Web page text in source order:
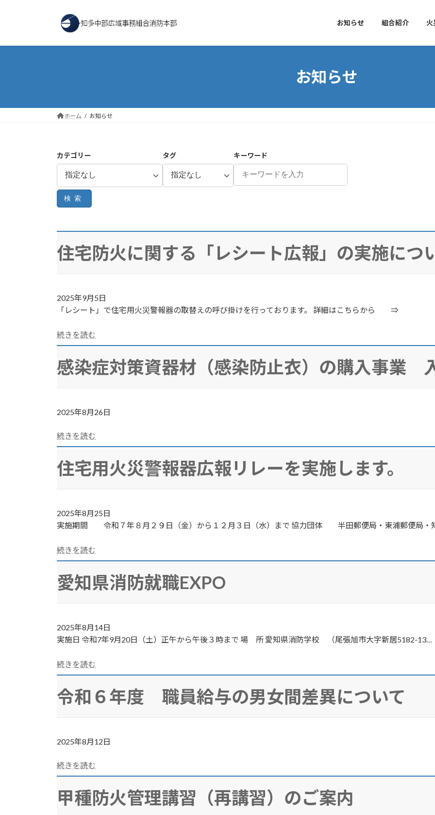
プ
動
お知らせ 組合紹介 火
お知らせ
ホーム お知らせ
カテゴリー タグ キーワード
検索
住宅防火に関する「レシート広報」の実施につ
2025年9月5日
「レシート」で住宅用火災警報器の取替えの呼び掛けを行っております。 詳細はこちらから ⇒
続きを読む
感染症対策資器材（感染防止衣）の購入事業
2025年8月26日
続きを読む
住宅用火災警報器広報リレーを実施します。
2025年8月25日
実施期間 令和７年８月２９日（金）から１２月３日（水）まで 協力団体 半田郵便局・東浦郵便局・
続きを読む
愛知県消防就職EXPO
2025年8月14日
実施日 令和7年9月20日（土）正午から午後３時まで 場 所 愛知県消防学校 （尾張旭市大字新居5182-13…
続きを読む
令和６年度 職員給与の男女間差異について
2025年8月12日
続きを読む
甲種防火管理講習（再講習）のご案内